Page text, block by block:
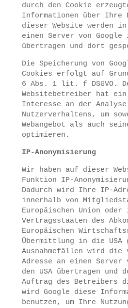
durch den Cookie
Informationen über Ihre
dieser Website werden
einen Server von Google
übertragen und dort
Die Speicherung von
Cookies erfolgt auf
6 Abs. 1 lit. f DSGVO.
Websitebetreiber hat
Interesse an der Analyse
Nutzerverhaltens, um
Webangebot als auch
optimieren.
IP-Anonymisierung
Wir haben auf dieser
Funktion IP-
Dadurch wird Ihre IP-
innerhalb von
Europäischen Union oder
Vertragsstaaten des
Europäischen
Übermittlung in die
Ausnahmefällen wird
Adresse an einen Server
den USA übertragen und
Auftrag des Betreibers
wird Google diese
benutzen, um Ihre